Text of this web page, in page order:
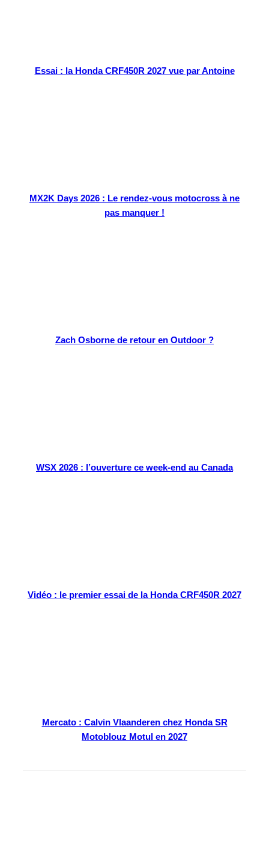
Essai : la Honda CRF450R 2027 vue par Antoine
MX2K Days 2026 : Le rendez-vous motocross à ne
pas manquer !
Zach Osborne de retour en Outdoor ?
WSX 2026 : l’ouverture ce week-end au Canada
Vidéo : le premier essai de la Honda CRF450R 2027
Mercato : Calvin Vlaanderen chez Honda SR
Motoblouz Motul en 2027